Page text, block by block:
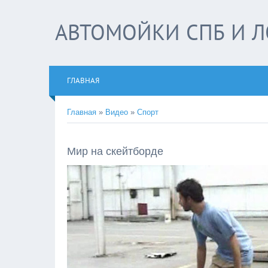
АВТОМОЙКИ СПБ И
ГЛАВНАЯ
Главная » Видео » Спорт
Mир на скейтборде